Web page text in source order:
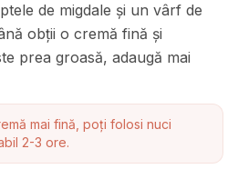
de migdale și un vârf de
obții o cremă fină și
prea groasă, adaugă mai
mai fină, poți folosi nuci
2-3 ore.